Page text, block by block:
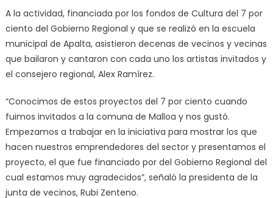
A la actividad, financiada por los fondos de Cultura del 7 por
ciento del Gobierno Regional y que se realizó en la escuela
municipal de Apalta, asistieron decenas de vecinos y vecinas
que bailaron y cantaron con cada uno los artistas invitados y
el consejero regional, Alex Ramírez.
“Conocimos de estos proyectos del 7 por ciento cuando
fuimos invitados a la comuna de Malloa y nos gustó.
Empezamos a trabajar en la iniciativa para mostrar los que
hacen nuestros emprendedores del sector y presentamos el
proyecto, el que fue financiado por del Gobierno Regional del
cual estamos muy agradecidos”, señaló la presidenta de la
junta de vecinos, Rubi Zenteno.